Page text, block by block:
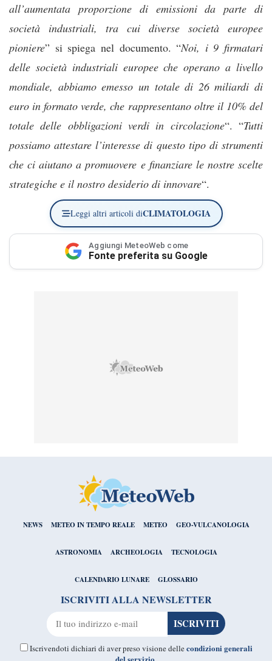
all’aumentata proporzione di emissioni da parte di
società industriali, tra cui diverse società europee
pioniere” si spiega nel documento. “Noi, i 9 firmatari
delle società industriali europee che operano a livello
mondiale, abbiamo emesso un totale di 26 miliardi di
euro in formato verde, che rappresentano oltre il 10% del
totale delle obbligazioni verdi in circolazione“. “Tutti
possiamo attestare l’interesse di questo tipo di strumenti
che ci aiutano a promuovere e finanziare le nostre scelte
strategiche e il nostro desiderio di innovare“.
Leggi altri articoli diCLIMATOLOGIA
Aggiungi MeteoWeb come
Fonte preferita su Google
NEWS METEO IN TEMPO REALE METEO GEO-VULCANOLOGIA
ASTRONOMIA ARCHEOLOGIA TECNOLOGIA
CALENDARIO LUNARE GLOSSARIO
ISCRIVITI ALLA NEWSLETTER
Iscrivendoti dichiari di aver preso visione dellecondizioni generali